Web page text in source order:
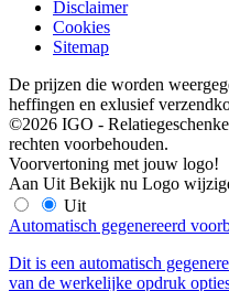
Disclaimer
Cookies
Sitemap
De prijzen die worden
heffingen en exlusief
©2026 IGO -
rechten voorbehouden.
Voorvertoning met jouw logo!
Aan Uit Bekijk nu Logo
Uit
Automatisch gegenereerd
Dit is een automatisch
van de werkelijke opdruk